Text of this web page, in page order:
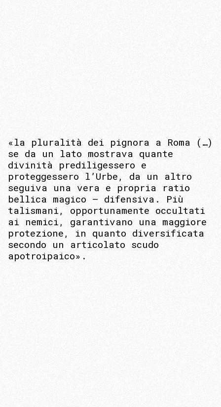
«la pluralità dei pignora a Roma (…)
se da un lato mostrava quante
divinità prediligessero e
proteggessero l’Urbe, da un altro
seguiva una vera e propria ratio
bellica magico – difensiva. Più
talismani, opportunamente occultati
ai nemici, garantivano una maggiore
protezione, in quanto diversificata
secondo un articolato scudo
apotroipaico».